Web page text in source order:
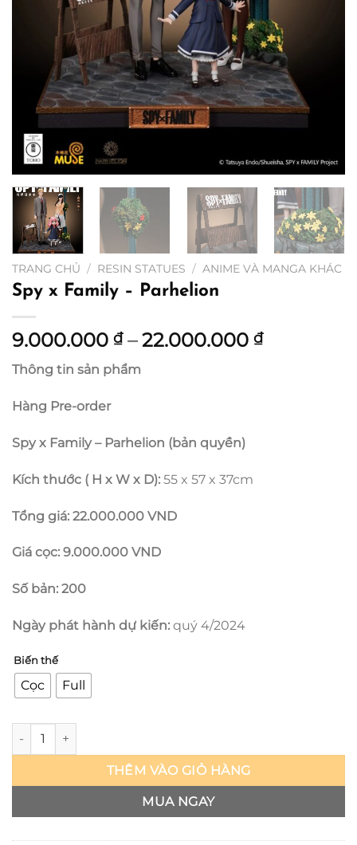
TRANG CHỦ / RESIN STATUES / ANIME VÀ MANGA KHÁC
Spy x Family – Parhelion
9.000.000 ₫ – 22.000.000 ₫Khoảng
Thông tin sản phẩm
Hàng Pre-order
Spy x Family – Parhelion (bản quyền)
Kích thước ( H x W x D): 55 x 57 x 37cm
Tổng giá: 22.000.000 VND
Giá cọc: 9.000.000 VND
Số bản: 200
Ngày phát hành dự kiến: quý 4/2024
Biến thế
Cọc Full
Spy x Family - Parhelion số lượng
THÊM VÀO GIỎ HÀNG
MUA NGAY